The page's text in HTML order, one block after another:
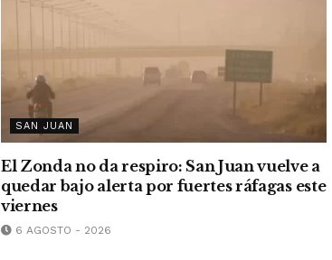
SAN JUAN
El Zonda no da respiro: San Juan vuelve a
quedar bajo alerta por fuertes ráfagas este
viernes
6 AGOSTO - 2026